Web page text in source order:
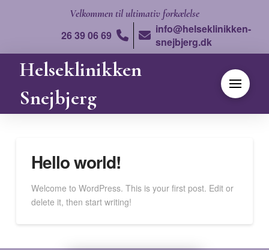
Velkommen til ultimativ forkælelse
26 39 06 69
info@helseklinikken-
snejbjerg.dk
Helseklinikken
Snejbjerg
Hello world!
Welcome to WordPress. This is your first post. Edit or
delete it, then start writing!